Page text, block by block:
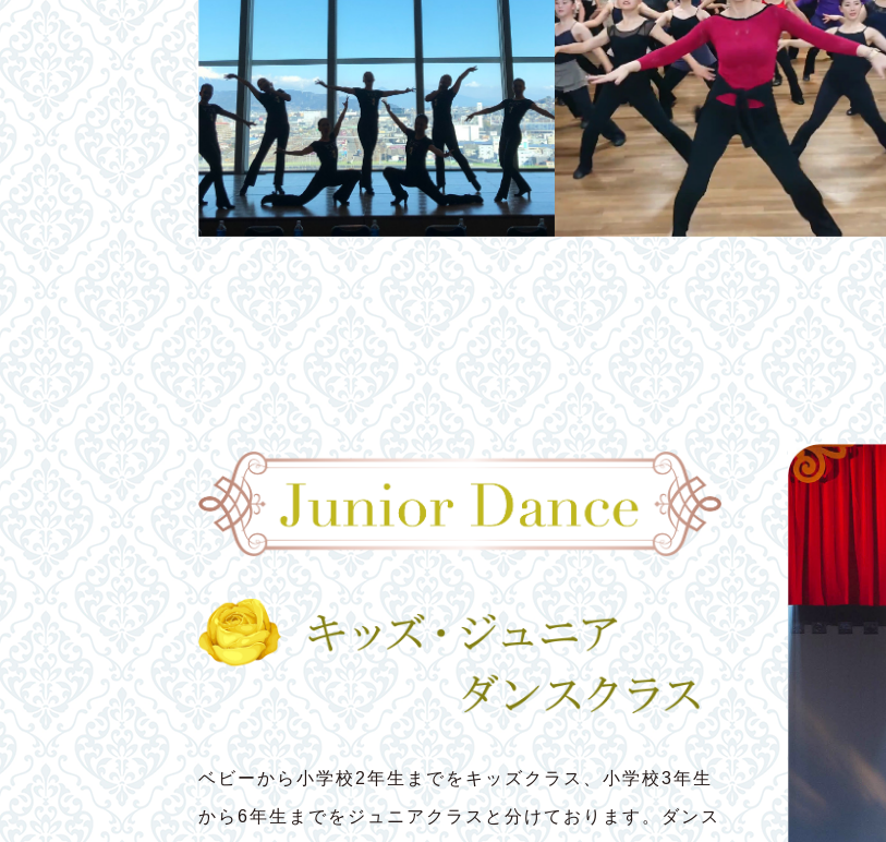
ベビーから小学校2年生までをキッズクラス、小学校3年生
から6年生までをジュニアクラスと分けております。ダンス